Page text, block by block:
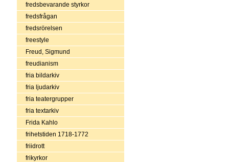
fredsbevarande styrkor
fredsfrågan
fredsrörelsen
freestyle
Freud, Sigmund
freudianism
fria bildarkiv
fria ljudarkiv
fria teatergrupper
fria textarkiv
Frida Kahlo
frihetstiden 1718-1772
friidrott
frikyrkor